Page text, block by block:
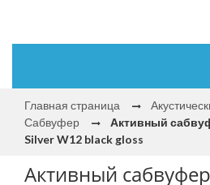
Главная страница
Сабвуфер
Активный
Silver W12 black gloss
Активный